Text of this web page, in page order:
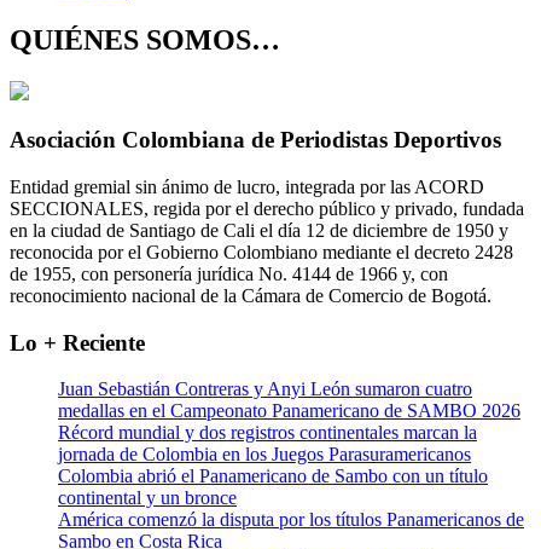
QUIÉNES SOMOS…
Asociación Colombiana de Periodistas Deportivos
Entidad gremial sin ánimo de lucro, integrada por las ACORD
SECCIONALES, regida por el derecho público y privado, fundada
en la ciudad de Santiago de Cali el día 12 de diciembre de 1950 y
reconocida por el Gobierno Colombiano mediante el decreto 2428
de 1955, con personería jurídica No. 4144 de 1966 y, con
reconocimiento nacional de la Cámara de Comercio de Bogotá.
Lo + Reciente
Juan Sebastián Contreras y Anyi León sumaron cuatro
medallas en el Campeonato Panamericano de SAMBO 2026
Récord mundial y dos registros continentales marcan la
jornada de Colombia en los Juegos Parasuramericanos
Colombia abrió el Panamericano de Sambo con un título
continental y un bronce
América comenzó la disputa por los títulos Panamericanos de
Sambo en Costa Rica